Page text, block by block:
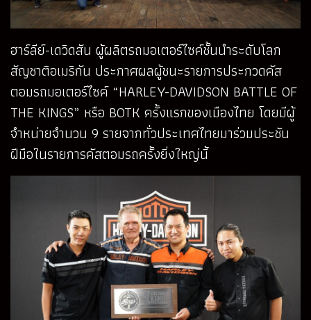
ฮาร์ลีย์-เดวิดสัน ผู้ผลิตรถมอเตอร์ไซค์ชั้นนำระดับโลก
สัญชาติอเมริกัน ประกาศผลผู้ชนะรายการประกวดคัส
ตอมรถมอเตอร์ไซค์ “HARLEY-DAVIDSON BATTLE OF
THE KINGS” หรือ BOTK ครั้งแรกของเมืองไทย โดยมีผู้
จำหน่ายจำนวน 9 รายจากทั่วประเทศไทยมาร่วมประชัน
ฝีมือในรายการคัสตอมรถครั้งยิ่งใหญ่นี้